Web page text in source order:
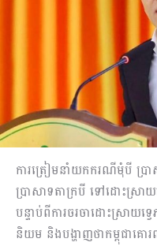
ការត្រៀមនាំយកករណីមុំបី ប្រ
ប្រាសាទតាក្របី ទៅដោះស្រា
បន្ទាប់ពីការចរចាដោះស្រាយ
និយម និងបង្ហាញថាកម្ពុជាគោរ